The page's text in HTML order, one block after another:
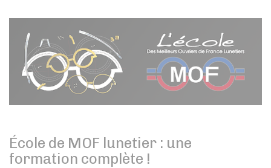
École de MOF lunetier : une
formation complète !